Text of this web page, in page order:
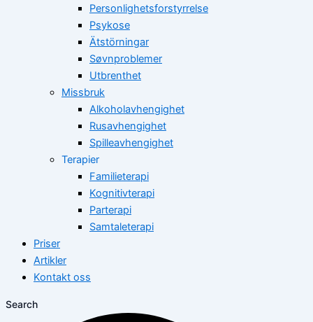
Personlighetsforstyrrelse
Psykose
Ätstörningar
Søvnproblemer
Utbrenthet
Missbruk
Alkoholavhengighet
Rusavhengighet
Spilleavhengighet
Terapier
Familieterapi
Kognitivterapi
Parterapi
Samtaleterapi
Priser
Artikler
Kontakt oss
Search